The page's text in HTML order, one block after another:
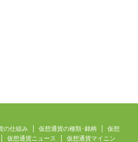
の仕組み 仮想通貨の種類･銘柄
仮想
仮想通貨ニュース 仮想通貨マイニン